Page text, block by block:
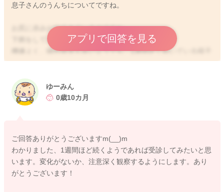
息子さんのうんちについてですね。
お尻に赤みが出てきているのですね。
下痢をしているのかなと思いました。
機嫌よく、哺乳状況も良いようでも、1週間近く続いている様子
でしたら、受診をしていただくといいと思いますよ。
状況を先生にもお伝えいただき、ご相談なさってみてくださ
い。
アプリで回答を見る
2025/11/12 20:25
ゆーみん
0歳10カ月
ご回答ありがとうございますm(__)m
わかりました、1週間ほど続くようであれば受診してみたいと思
います。変化がないか、注意深く観察するようにします。あり
がとうございます！